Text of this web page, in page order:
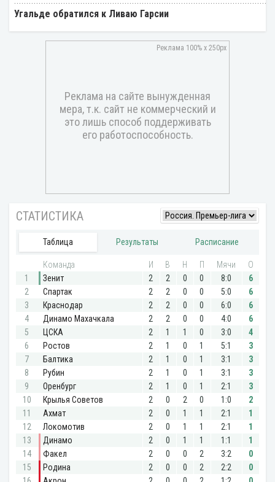
Угальде обратился к Ливаю Гарсии